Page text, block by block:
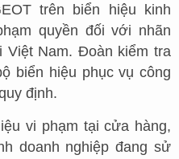
trên biển hiệu kinh
quyền đối với nhãn
Việt Nam. Đoàn kiểm tra
biển hiệu phục vụ công
định.
vi phạm tại cửa hàng,
doanh nghiệp đang sử